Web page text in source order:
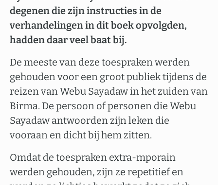
degenen die zijn instructies in de
verhandelingen in dit boek opvolgden,
hadden daar veel baat bij.
De meeste van deze toespraken werden
gehouden voor een groot publiek tijdens de
reizen van Webu Sayadaw in het zuiden van
Birma. De persoon of personen die Webu
Sayadaw antwoorden zijn leken die
vooraan en dicht bij hem zitten.
Omdat de toespraken extra-mporain
werden gehouden, zijn ze repetitief en